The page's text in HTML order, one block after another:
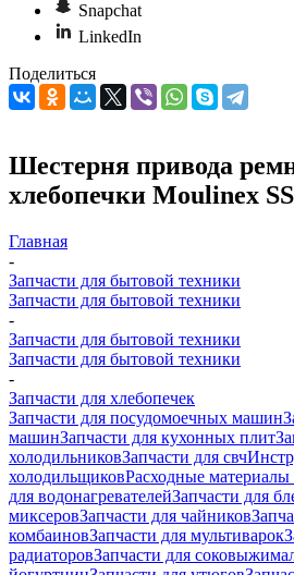
Snapchat
LinkedIn
Поделиться
Шестерня привода
хлебопечки Moulinex
Главная
-
Запчасти для бытовой техники
Запчасти для бытовой техники
-
Запчасти для бытовой техники
Запчасти для бытовой техники
-
Запчасти для хлебопечек
Запчасти для посудомоечных машин
машинЗапчасти для кухонных плит
холодильниковЗапчасти для свч
холодильщиковРасходные
для водонагревателейЗапчасти для
миксеровЗапчасти для чайников
комбаиновЗапчасти для мультиварок
радиаторовЗапчасти для